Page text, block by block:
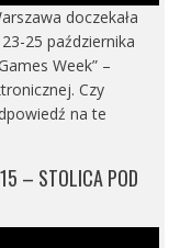
doczekała
25 października
Week” –
Czy
na te
– STOLICA POD